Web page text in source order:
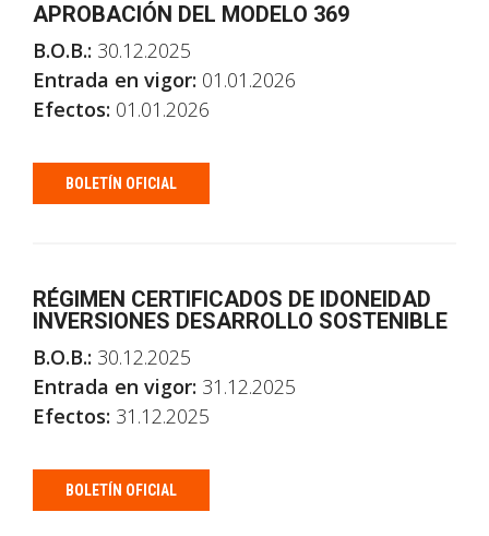
APROBACIÓN DEL MODELO 369
B.O.B.: 30.12.2025
Entrada en vigor: 01.01.2026
Efectos: 01.01.2026
BOLETÍN OFICIAL
RÉGIMEN CERTIFICADOS DE IDONEIDAD
INVERSIONES DESARROLLO SOSTENIBLE
B.O.B.: 30.12.2025
Entrada en vigor: 31.12.2025
Efectos: 31.12.2025
BOLETÍN OFICIAL